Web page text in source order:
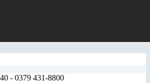
- 0379 431-8800